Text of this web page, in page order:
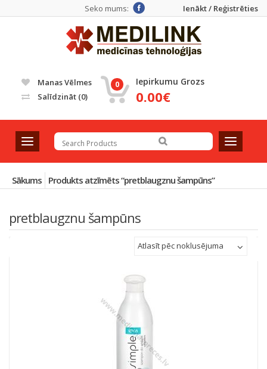
Ienākt / Reģistrēties
Seko mums:
Manas Vēlmes
Salīdzināt (0)
0 Iepirkumu Grozs
0.00€
T
o
g
g
l
n
a
T
o
g
l
a
Sākums Produkts atzīmēts “pretblaugznu šampūns”
pretblaugznu šampūns
Atlasīt pēc noklusējuma